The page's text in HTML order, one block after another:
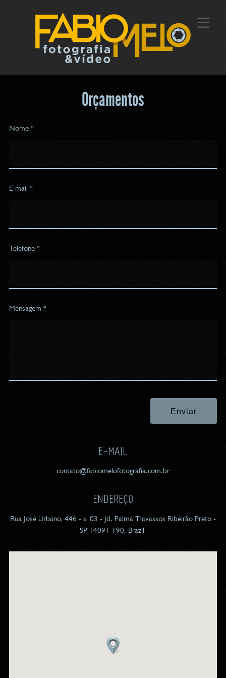
Orçamentos
Nome *
E-mail *
Telefone *
Mensagem *
Enviar
E-MAIL
contato@fabiomelofotografia.com.br
ENDEREÇO
Rua José Urbano, 446 - sl 03 - Jd. Palma Travassos Ribeirão Preto -
SP 14091-190, Brazil